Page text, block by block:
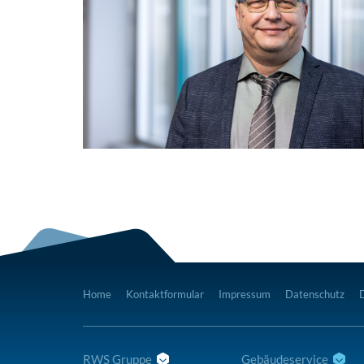
Home Kontaktformular Impressum Datenschutz
RWS Gruppe Gebäudeservice